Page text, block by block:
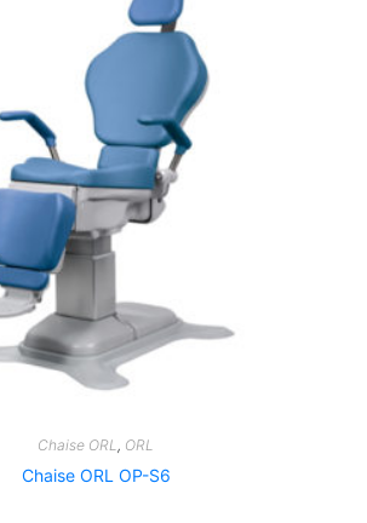
Chaise ORL , ORL
Chaise ORL OP-S6